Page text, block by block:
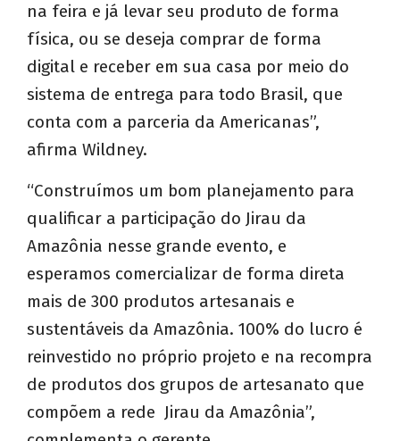
na feira e já levar seu produto de forma
física, ou se deseja comprar de forma
digital e receber em sua casa por meio do
sistema de entrega para todo Brasil, que
conta com a parceria da Americanas”,
afirma Wildney.
“Construímos um bom planejamento para
qualificar a participação do Jirau da
Amazônia nesse grande evento, e
esperamos comercializar de forma direta
mais de 300 produtos artesanais e
sustentáveis da Amazônia. 100% do lucro é
reinvestido no próprio projeto e na recompra
de produtos dos grupos de artesanato que
compõem a rede Jirau da Amazônia”,